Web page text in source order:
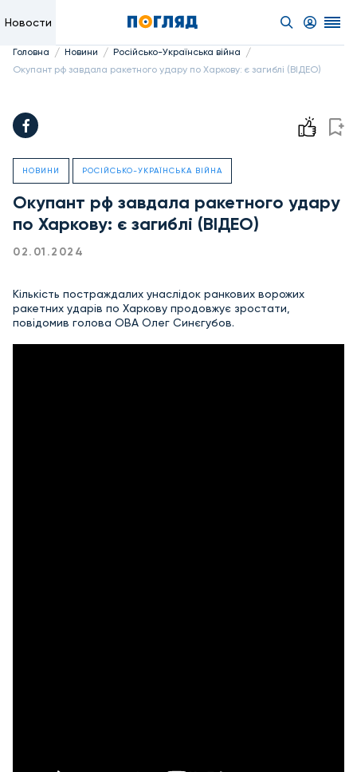
Новости
Головна / Новини / Російсько-Українська війна /
Окупант рф завдала ракетного удару по Харкову: є загиблі (ВІДЕО)
НОВИНИ РОСІЙСЬКО-УКРАЇНСЬКА ВІЙНА
Окупант рф завдала ракетного удару
по Харкову: є загиблі (ВІДЕО)
02.01.2024
Кількість постраждалих унаслідок ранкових ворожих
ракетних ударів по Харкову продовжує зростати,
повідомив голова ОВА Олег Синєгубов.